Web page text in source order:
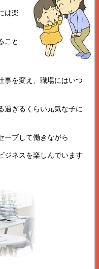
は楽
こと
事を変え、職場にはいつ
過ぎるくらい元気な子に
ーブして働きながら
ジネスを楽しんでいます